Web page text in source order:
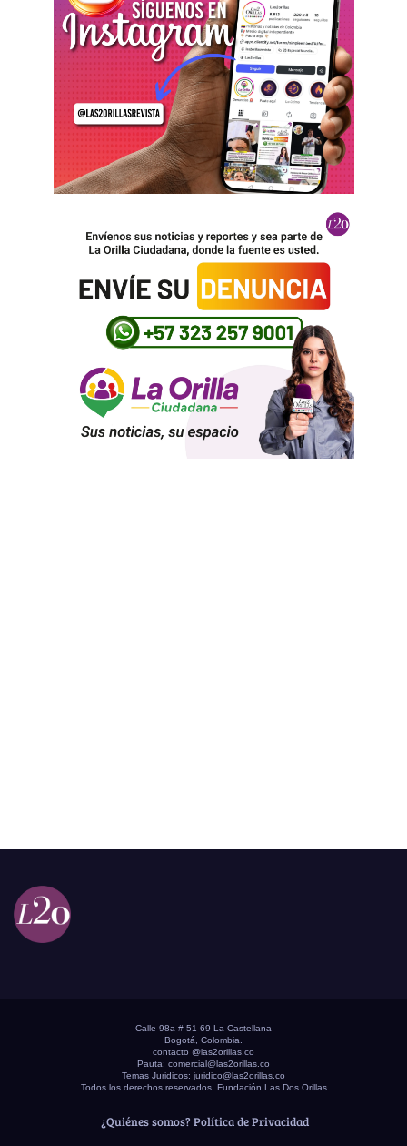
Calle 98a # 51-69 La Castellana
Bogotá, Colombia.
contacto @las2orillas.co
Pauta: comercial@las2orillas.co
Temas Juridicos: juridico@las2orillas.co
Todos los derechos reservados. Fundación Las Dos Orillas
¿Quiénes somos? Política de Privacidad